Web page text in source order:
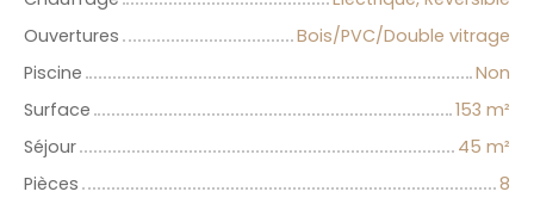
Ouvertures
Bois/PVC/Double vitrage
Piscine
Non
Surface
153 m²
Séjour
45 m²
Pièces
8